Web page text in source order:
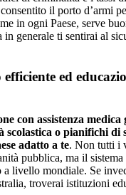
il porto d’armi
in ogni Paese, serve
in generale ti sentirai al
ed
con assistenza
scolastica o pianifichi di
adatto a te. Non tutti i
pubblica, ma il
a livello mondiale. Se
troverai istituzioni